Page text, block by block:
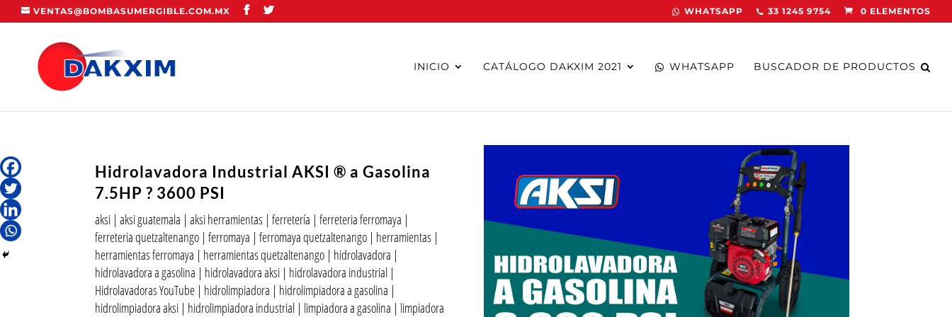
VENTAS@BOMBASUMERGIBLE.COM.MX WHATSAPP 33 1245 9754 0 ELEMENTOS
INICIO CATÁLOGO DAKXIM 2021 WHATSAPP BUSCADOR DE PRODUCTOS
Hidrolavadora Industrial AKSI ® a Gasolina
7.5HP ? 3600 PSI
aksi |aksi guatemala |aksi herramientas |ferretería |ferreteria ferromaya |
ferreteria quetzaltenango |ferromaya |ferromaya quetzaltenango | herramientas |
herramientas ferromaya | herramientas quetzaltenango | hidrolavadora |
hidrolavadora a gasolina | hidrolavadora aksi | hidrolavadora industrial |
Hidrolavadoras YouTube | hidrolimpiadora | hidrolimpiadora a gasolina |
hidrolimpiadora aksi | hidrolimpiadora industrial | limpiadora a gasolina | limpiadora